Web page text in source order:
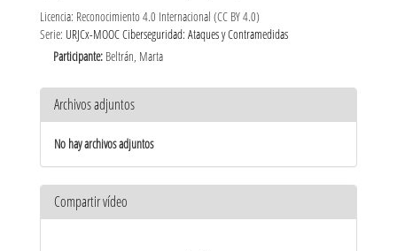
Licencia: Reconocimiento 4.0 Internacional (CC BY 4.0)
Serie: URJCx-MOOC Ciberseguridad: Ataques y Contramedidas
Participante: Beltrán, Marta
Archivos adjuntos
No hay archivos adjuntos
Compartir vídeo